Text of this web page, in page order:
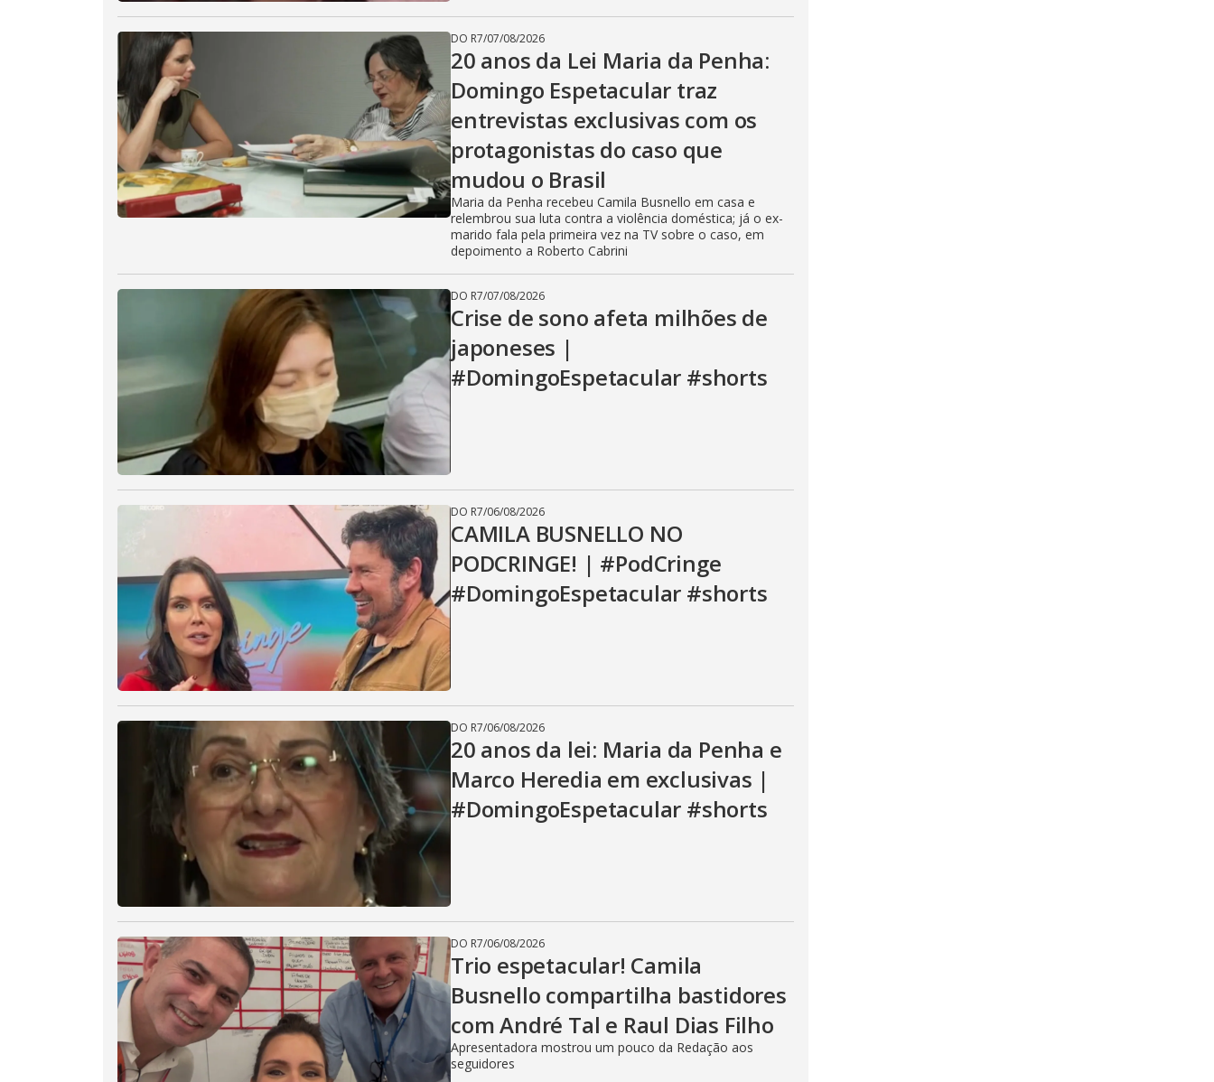
DO R7/07/08/2026
20 anos da Lei Maria da Penha:
Domingo Espetacular traz
entrevistas exclusivas com os
protagonistas do caso que
mudou o Brasil
Maria da Penha recebeu Camila Busnello em casa e
relembrou sua luta contra a violência doméstica; já o ex-
marido fala pela primeira vez na TV sobre o caso, em
depoimento a Roberto Cabrini
DO R7/07/08/2026
Crise de sono afeta milhões de
japoneses |
#DomingoEspetacular #shorts
DO R7/06/08/2026
CAMILA BUSNELLO NO
PODCRINGE! | #PodCringe
#DomingoEspetacular #shorts
DO R7/06/08/2026
20 anos da lei: Maria da Penha e
Marco Heredia em exclusivas |
#DomingoEspetacular #shorts
DO R7/06/08/2026
Trio espetacular! Camila
Busnello compartilha bastidores
com André Tal e Raul Dias Filho
Apresentadora mostrou um pouco da Redação aos
seguidores